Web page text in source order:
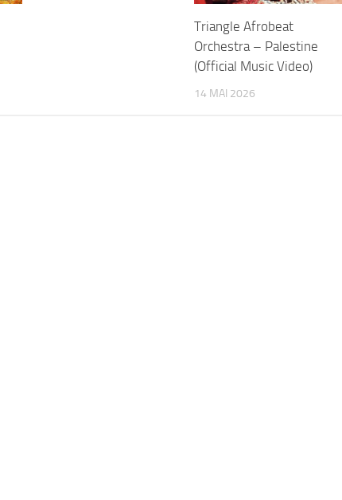
Triangle Afrobeat
Orchestra – Palestine
(Official Music Video)
14 MAI 2026